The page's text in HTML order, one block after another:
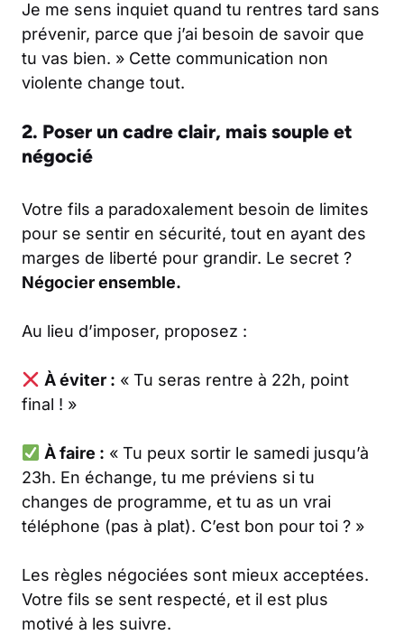
Je me sens inquiet quand tu rentres tard sans
prévenir, parce que j’ai besoin de savoir que
tu vas bien. » Cette communication non
violente change tout.
2. Poser un cadre clair, mais souple et
négocié
Votre fils a paradoxalement besoin de limites
pour se sentir en sécurité, tout en ayant des
marges de liberté pour grandir. Le secret ?
Négocier ensemble.
Au lieu d’imposer, proposez :
À éviter : « Tu seras rentre à 22h, point
final ! »
À faire : « Tu peux sortir le samedi jusqu’à
23h. En échange, tu me préviens si tu
changes de programme, et tu as un vrai
téléphone (pas à plat). C’est bon pour toi ? »
Les règles négociées sont mieux acceptées.
Votre fils se sent respecté, et il est plus
motivé à les suivre.